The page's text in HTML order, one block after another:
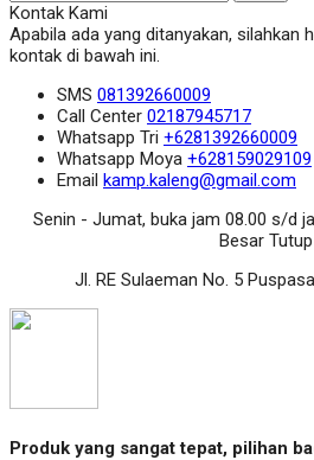
Kontak Kami
Apabila ada yang ditanyakan, silahkan
kontak di bawah ini.
SMS 081392660009
Call Center 02187945717
Whatsapp Tri +6281392660009
Whatsapp Moya +628159029109
Email kamp.kaleng@gmail.com
Senin - Jumat, buka jam 08.00 s/d
Besar Tutup
Jl. RE Sulaeman No. 5
Produk yang sangat tepat, pilihan